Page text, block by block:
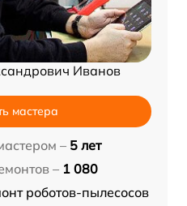
Иванов
мастера
– 5 лет
– 1 080
роботов-пылесосов